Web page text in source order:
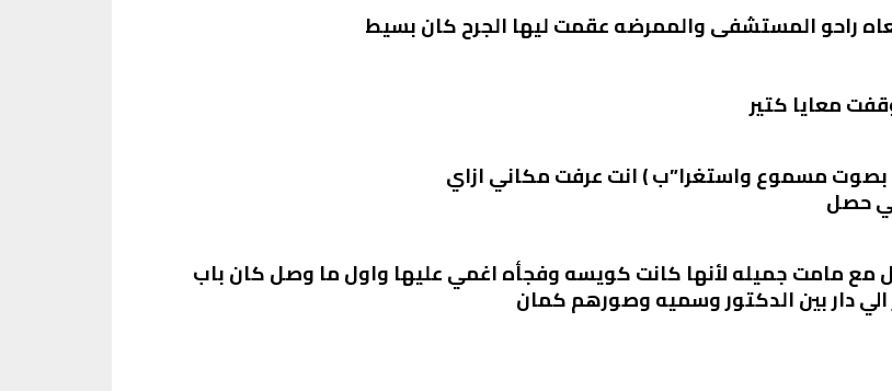
راحو المستشفى والممرضه عقمت ليها الجرح كان بسيط
معايا كتير
مسموع واستغرا”ب ) انت عرفت مكاني ازاي
حصل
مع مامت جميله لأنها كانت كويسه وفجأه اغمي عليها واول ما وصل كان باب
دار بين الدكتور وسميه وصورهم كمان